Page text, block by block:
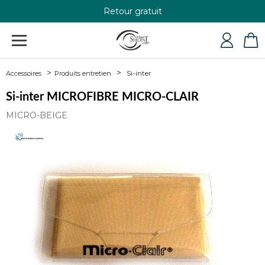
Retour gratuit
+33 4 79 24 76 84
Accessoires Produits entretien Si-inter
Si-inter MICROFIBRE MICRO-CLAIR
MICRO-BEIGE